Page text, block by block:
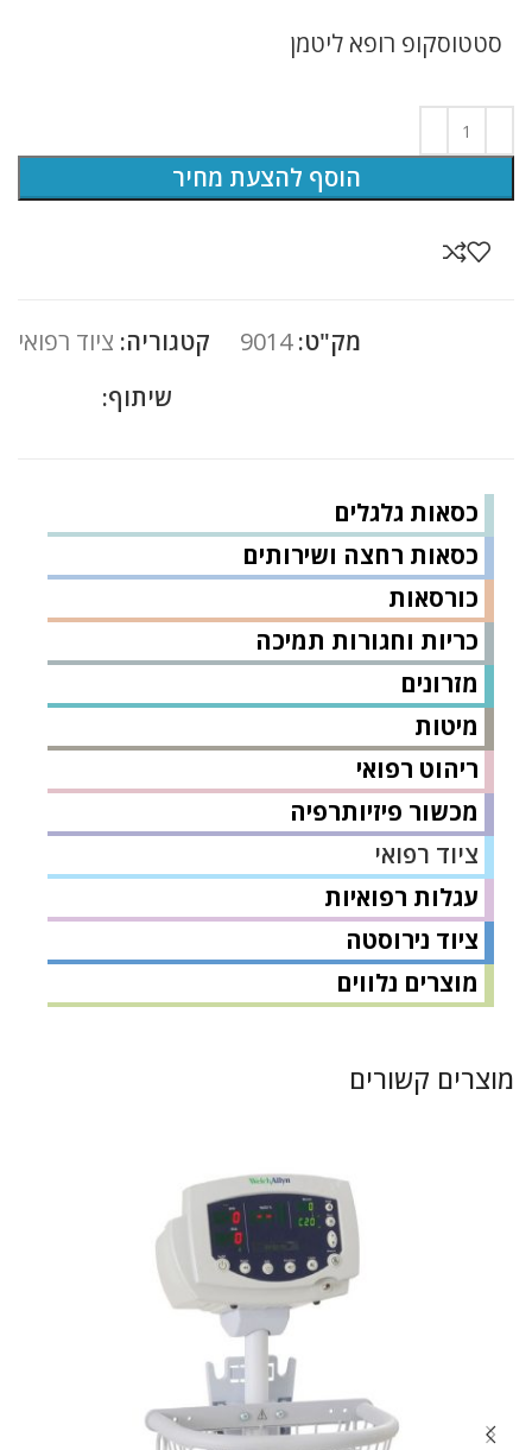
כסאות גלגלים
כסאות רחצה ושירותים
כורסאות
כריות וחגורות תמיכה
מזרונים
מיטות
ריהוט רפואי
מכשור פיזיותרפיה
ציוד רפואי
עגלות רפואיות
ציוד נירוסטה
מוצרים נלווים
סטטוסקופ רופא ליטמן
הוסף להצעת מחיר
מק"ט:9014 קטגוריה: ציוד רפואי
שיתוף:
מוצרים קשורים